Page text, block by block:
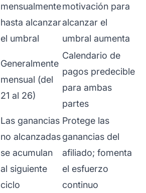
mensualmente
hasta alcanzar
el umbral
motivación para
alcanzar el
umbral aumenta
Generalmente
mensual (del
21 al 26)
Calendario de
pagos predecible
para ambas
partes
Las ganancias
no alcanzadas
se acumulan
al siguiente
ciclo
Protege las
ganancias del
afiliado; fomenta
el esfuerzo
continuo